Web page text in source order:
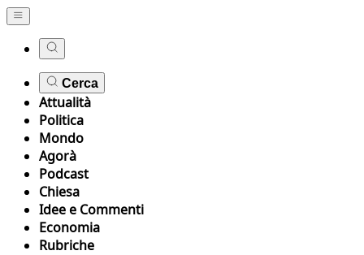
Cerca
Attualità
Politica
Mondo
Agorà
Podcast
Chiesa
Idee e Commenti
Economia
Rubriche